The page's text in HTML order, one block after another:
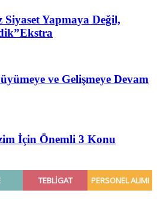
Yapmaya Değil,
Ekstra
ve Gelişmeye Devam
İçin Önemli 3 Konu